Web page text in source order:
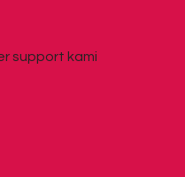
support kami